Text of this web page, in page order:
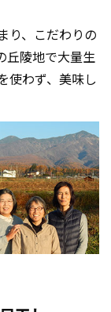
り、こだわりの
丘陵地で大量生
使わず、美味し